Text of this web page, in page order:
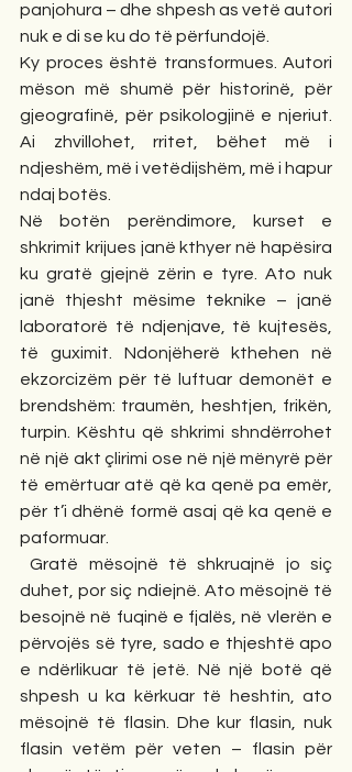
panjohura – dhe shpesh as vetë autori
nuk e di se ku do të përfundojë.
Ky proces është transformues. Autori
mëson më shumë për historinë, për
gjeografinë, për psikologjinë e njeriut.
Ai zhvillohet, rritet, bëhet më i
ndjeshëm, më i vetëdijshëm, më i hapur
ndaj botës.
Në botën perëndimore, kurset e
shkrimit krijues janë kthyer në hapësira
ku gratë gjejnë zërin e tyre. Ato nuk
janë thjesht mësime teknike – janë
laboratorë të ndjenjave, të kujtesës,
të guximit. Ndonjëherë kthehen në
ekzorcizëm për të luftuar demonët e
brendshëm: traumën, heshtjen, frikën,
turpin. Kështu që shkrimi shndërrohet
në një akt çlirimi ose në një mënyrë për
të emërtuar atë që ka qenë pa emër,
për t’i dhënë formë asaj që ka qenë e
paformuar.
Gratë mësojnë të shkruajnë jo siç
duhet, por siç ndiejnë. Ato mësojnë të
besojnë në fuqinë e fjalës, në vlerën e
përvojës së tyre, sado e thjeshtë apo
e ndërlikuar të jetë. Në një botë që
shpesh u ka kërkuar të heshtin, ato
mësojnë të flasin. Dhe kur flasin, nuk
flasin vetëm për veten – flasin për